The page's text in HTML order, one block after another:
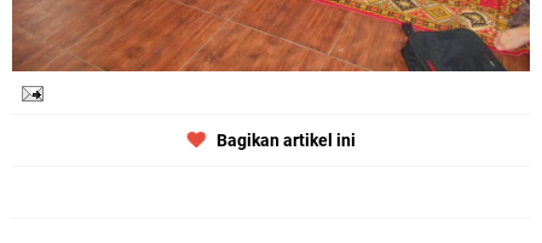
Bagikan artikel ini